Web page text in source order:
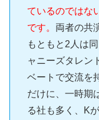
ているのではな
です。 両者の共
もともと2人は
ャニーズタレン
ベートで交流を
だけに、一時期
る社も多く、K